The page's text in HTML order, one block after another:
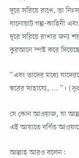
দূরে সরিয়ে রাখে, তা
বানোয়াট গল্প-কাহিনী
দূরে সরিয়ে রাখার জন্য
কুরআনে স্পষ্ট করে
“এবং তাদের মধ্যে
স্বরের সাহায্যে, … ”। (
যে কোন আওয়াজ, যা
এই আয়াতে বর্ণিত
আল্লাহ আরও বলেন: